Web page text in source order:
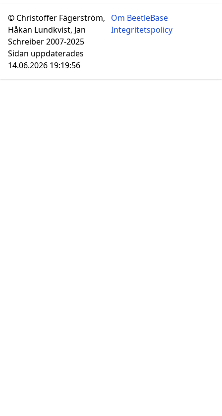
© Christoffer Fägerström,
Håkan Lundkvist, Jan
Schreiber 2007-2025
Sidan uppdaterades
14.06.2026 19:19:56
Om BeetleBase
Integritetspolicy